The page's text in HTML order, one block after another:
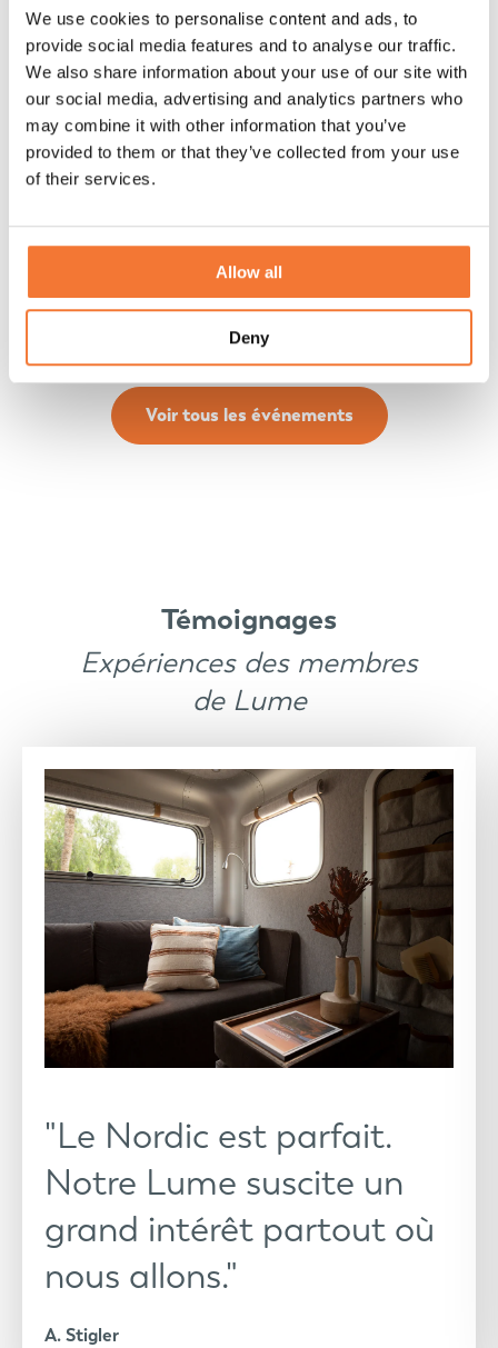
We use cookies to personalise content and ads, to
provide social media features and to analyse our traffic.
We also share information about your use of our site with
our social media, advertising and analytics partners who
may combine it with other information that you’ve
provided to them or that they’ve collected from your use
of their services.
Allow all
Deny
Retour sur Caravan Salon Austria 2025
Découvrez le Caravan Salon Austria avec Lume : un aperçu du
visiteurs ont été inspirés.
Voir tous les événements
Témoignages
Expériences des membres
de Lume
"Le Nordic est parfait.
Notre Lume suscite un
grand intérêt partout où
nous allons."
A. Stigler